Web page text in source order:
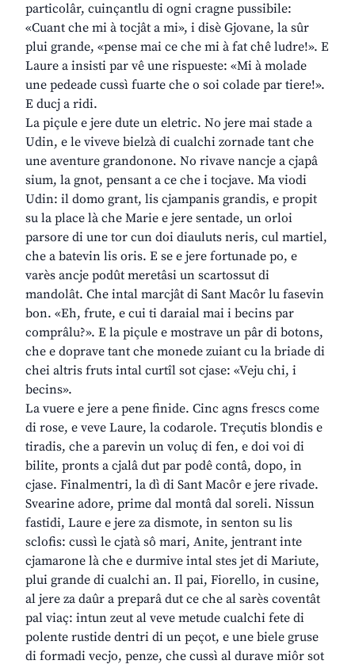
particolâr, cuinçantlu di ogni cragne pussibile:
«Cuant che mi à tocjât a mi», i disè Gjovane, la sûr
plui grande, «pense mai ce che mi à fat chê ludre!». E
Laure a insisti par vê une rispueste: «Mi à molade
une pedeade cussì fuarte che o soi colade par tiere!».
E ducj a ridi.
La piçule e jere dute un eletric. No jere mai stade a
Udin, e le viveve bielzà di cualchi zornade tant che
une aventure grandonone. No rivave nancje a cjapâ
sium, la gnot, pensant a ce che i tocjave. Ma viodi
Udin: il domo grant, lis cjampanis grandis, e propit
su la place là che Marie e jere sentade, un orloi
parsore di une tor cun doi diauluts neris, cul martiel,
che a batevin lis oris. E se e jere fortunade po, e
varès ancje podût meretâsi un scartossut di
mandolât. Che intal marcjât di Sant Macôr lu fasevin
bon. «Eh, frute, e cui ti daraial mai i becins par
comprâlu?». E la piçule e mostrave un pâr di botons,
che e doprave tant che monede zuiant cu la briade di
chei altris fruts intal curtîl sot cjase: «Veju chi, i
becins».
La vuere e jere a pene finide. Cinc agns frescs come
di rose, e veve Laure, la codarole. Treçutis blondis e
tiradis, che a parevin un voluç di fen, e doi voi di
bilite, pronts a cjalâ dut par podê contâ, dopo, in
cjase. Finalmentri, la dì di Sant Macôr e jere rivade.
Svearine adore, prime dal montâ dal soreli. Nissun
fastidi, Laure e jere za dismote, in senton su lis
sclofis: cussì le cjatà sô mari, Anite, jentrant inte
cjamarone là che e durmive intal stes jet di Mariute,
plui grande di cualchi an. Il pai, Fiorello, in cusine,
al jere za daûr a preparâ dut ce che al sarès coventât
pal viaç: intun zeut al veve metude cualchi fete di
polente rustide dentri di un peçot, e une biele gruse
di formadi vecjo, penze, che cussì al durave miôr sot